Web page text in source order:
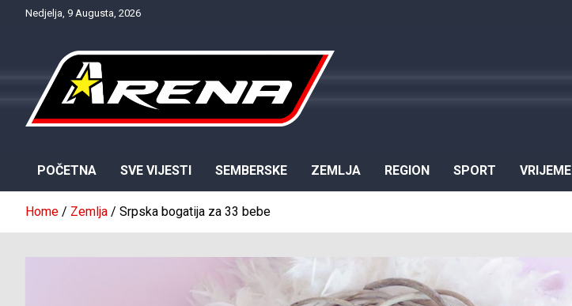
Nedjelja, 9 Augusta, 2026
POČETNA SVE VIJESTI SEMBERSKE ZEMLJA REGION SPORT VRIJEME
Home Zemlja Srpska bogatija za 33 bebe